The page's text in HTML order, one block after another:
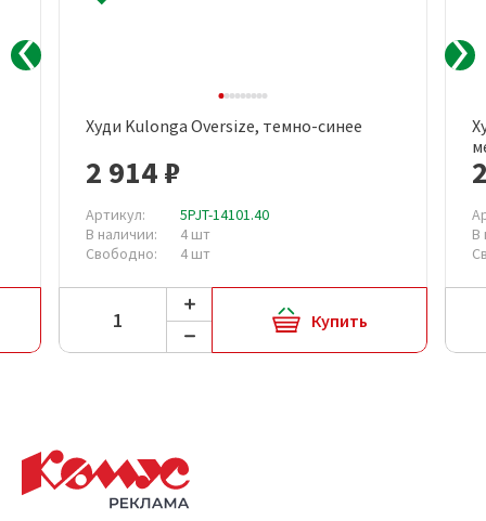
Худи Kulonga Oversize, темно-синее
2 914 ₽
Артикул:
5PJT-14101.40
В наличии:
4 шт
Свободно:
4 шт
Купить
В